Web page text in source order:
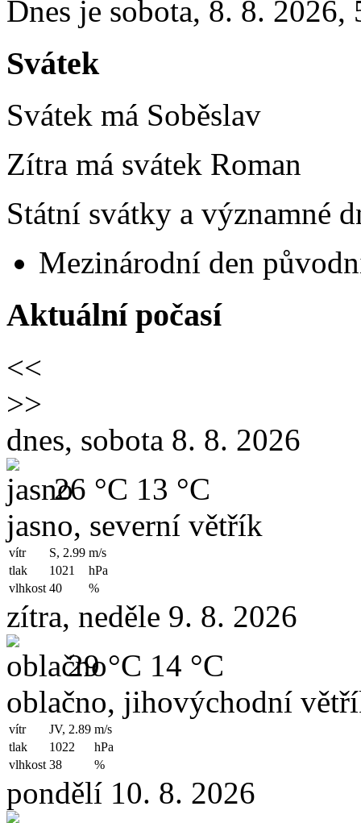
Dnes je sobota, 8. 8. 2026,
Svátek
Svátek má Soběslav
Zítra má svátek Roman
Státní svátky a významné
Mezinárodní den
Aktuální počasí
<<
>>
dnes, sobota 8. 8. 2026
26 °C 13 °C
jasno, severní větřík
vítr S, 2.99 m/s
tlak
1021
hPa
vlhkost 40 %
zítra, neděle 9. 8. 2026
29 °C 14 °C
oblačno, jihovýchodní
vítr JV, 2.89 m/s
tlak
1022
hPa
vlhkost 38 %
pondělí 10. 8. 2026